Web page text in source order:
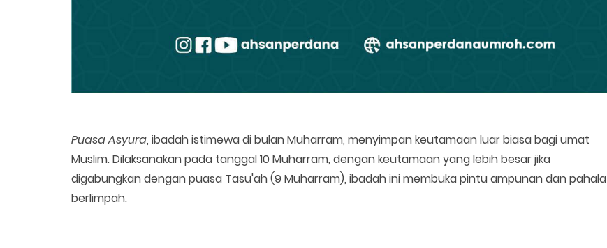
Puasa Asyura, ibadah istimewa di bulan Muharram, menyimpan keutamaan luar biasa bagi umat
Muslim. Dilaksanakan pada tanggal 10 Muharram, dengan keutamaan yang lebih besar jika
digabungkan dengan puasa Tasu'ah (9 Muharram), ibadah ini membuka pintu ampunan dan pahala
berlimpah.